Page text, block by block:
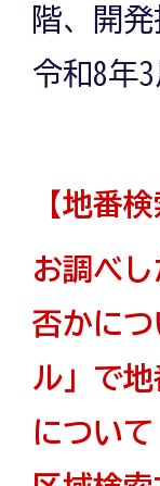
階、開
令和8年
【地番
お調べ
否かに
ル」で
につい